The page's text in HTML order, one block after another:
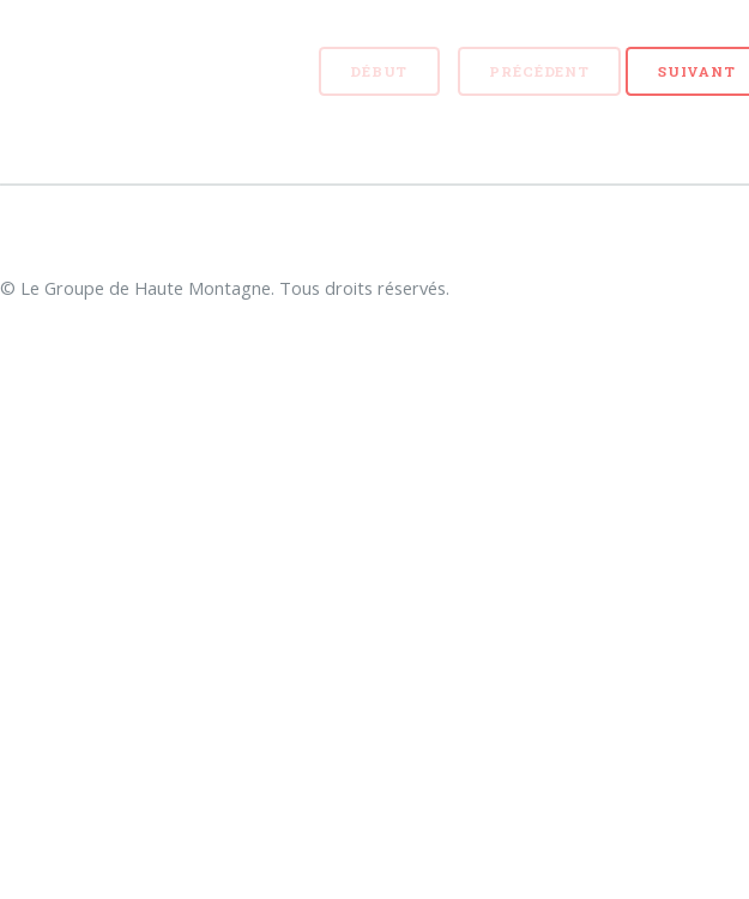
DÉBUT PRÉCÉDENT SUIVANT
© Le Groupe de Haute Montagne. Tous droits réservés.